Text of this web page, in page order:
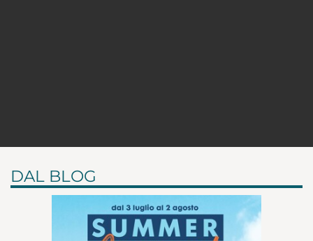
DAL BLOG